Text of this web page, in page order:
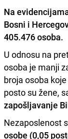
Na
Bosni i
405.476 osoba.
U odnosu na
osoba je manji
broja osoba
posto su žene,
zapošljavanje
Nezaposlenost
osobe (0,05